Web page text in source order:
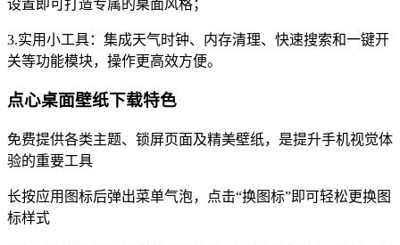
设置即可打造专属的桌面风格；
3.实用小工具：集成天气时钟、内存清理、快速搜索和一键开
关等功能模块，操作更高效方便。
点心桌面壁纸下载特色
免费提供各类主题、锁屏页面及精美壁纸，是提升手机视觉体
验的重要工具
长按应用图标后弹出菜单气泡，点击“换图标”即可轻松更换图
标样式